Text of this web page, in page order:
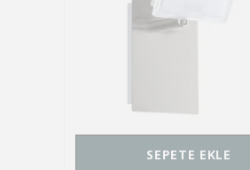
SEPETE EKLE